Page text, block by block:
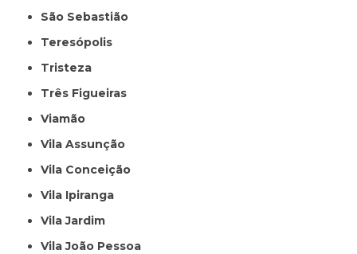
São Sebastião
Teresópolis
Tristeza
Três Figueiras
Viamão
Vila Assunção
Vila Conceição
Vila Ipiranga
Vila Jardim
Vila João Pessoa